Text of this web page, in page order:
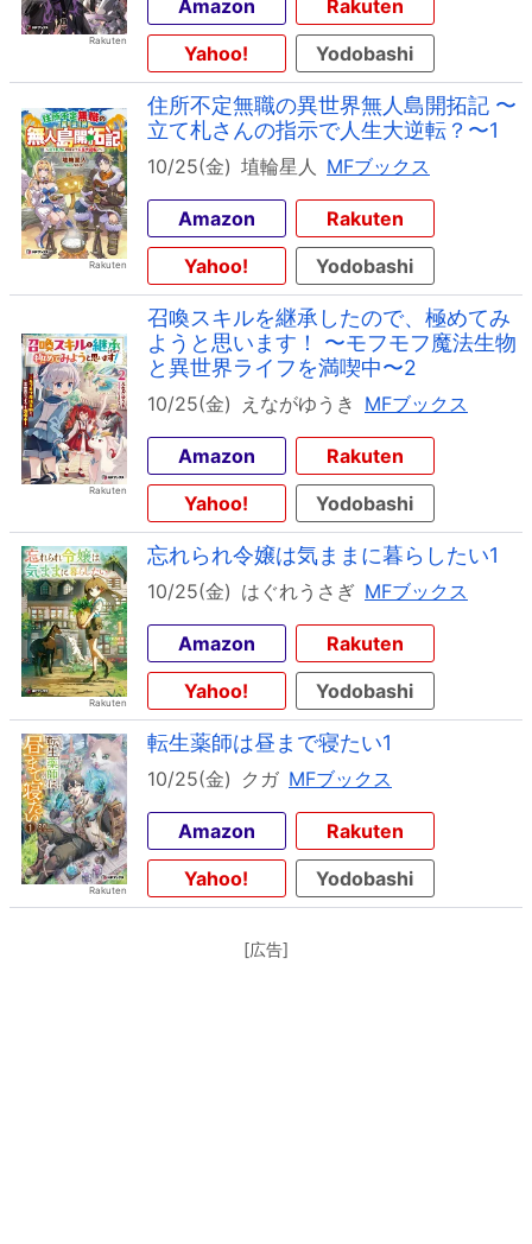
Amazon
Rakuten
Yahoo!
Yodobashi
住所不定無職の異世界無人島開拓記 〜
立て札さんの指示で人生大逆転？〜1
10/25(金) 埴輪星人 MFブックス
Amazon
Rakuten
Yahoo!
Yodobashi
召喚スキルを継承したので、極めてみ
ようと思います！ 〜モフモフ魔法生物
と異世界ライフを満喫中〜2
10/25(金) えながゆうき MFブックス
Amazon
Rakuten
Yahoo!
Yodobashi
忘れられ令嬢は気ままに暮らしたい1
10/25(金) はぐれうさぎ MFブックス
Amazon
Rakuten
Yahoo!
Yodobashi
転生薬師は昼まで寝たい1
10/25(金) クガ MFブックス
Amazon
Rakuten
Yahoo!
Yodobashi
[広告]